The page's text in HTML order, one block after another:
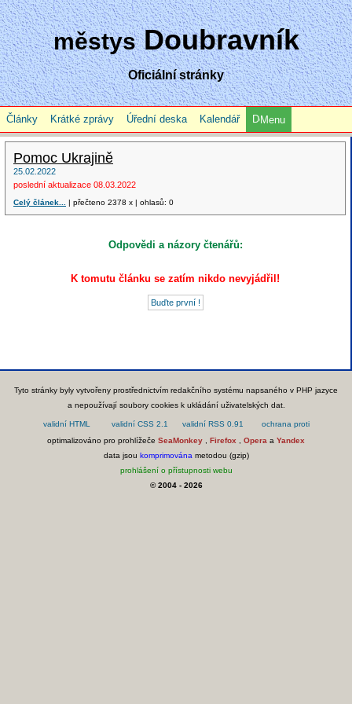
městysDoubravník
Oficiální stránky
Články Krátké zprávy Úřední deska Kalendář Menu
Pomoc Ukrajině
25.02.2022
poslední aktualizace 08.03.2022
Celý článek... | přečteno 2378 x | ohlasů: 0
Odpovědi a názory čtenářů:
K tomutu článku se zatím nikdo nevyjádřil!
Tyto stránky byly vytvořeny prostřednictvím redakčního systému napsaného v PHP jazyce
a nepoužívají soubory cookies k ukládání uživatelských dat.
optimalizováno pro prohlížeče SeaMonkey Firefox Opera a Yandex
data jsou komprimována metodou (gzip)
prohlášení o přístupnosti webu
© 2004 - 2026